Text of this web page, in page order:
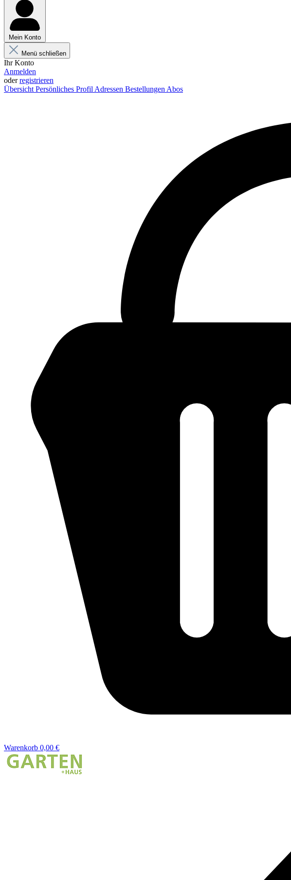
Mein Konto
Menü schließen
Ihr Konto
Anmelden
oderregistrieren
Übersicht Persönliches Profil Adressen Bestellungen Abos
Warenkorb 0,00 €